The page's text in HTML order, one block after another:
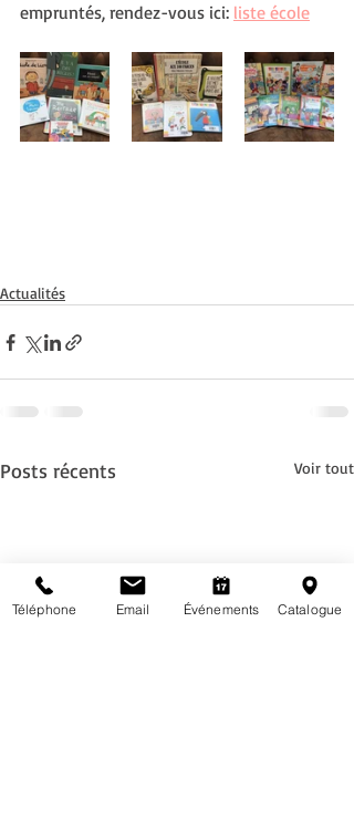
empruntés, rendez-vous ici: liste école
Actualités
Posts récents Voir tout
Téléphone Email Événements Catalogue